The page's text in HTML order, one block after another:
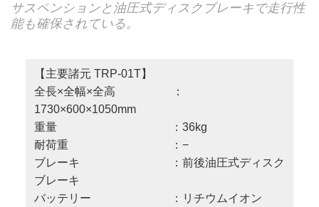
サスペンションと油圧式ディスクブレーキで走行性
能も確保されている。
【主要諸元 TRP-01T】
全長×全幅×全高 ：
1730×600×1050mm
重量 ：36kg
耐荷重 ：−
ブレーキ ：前後油圧式ディスク
ブレーキ
バッテリー ：リチウムイオン